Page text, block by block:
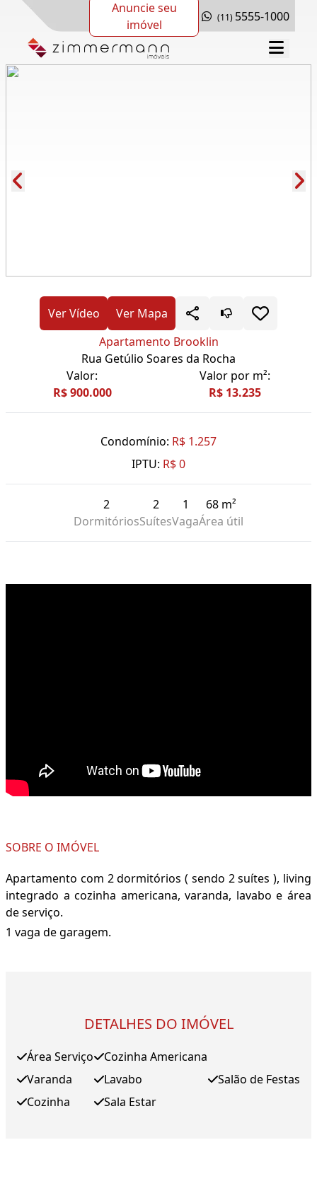
Anuncie seu
imóvel
(11) 5555-1000
Ver Vídeo
Ver Mapa
Apartamento Brooklin
Rua Getúlio Soares da Rocha
Valor:
R$ 900.000
Valor por m²:
R$ 13.235
Condomínio: R$ 1.257
IPTU: R$ 0
2
Dormitórios
2
Suítes
1
Vaga
68 m²
Área útil
SOBRE O IMÓVEL
Apartamento com 2 dormitórios ( sendo 2 suítes ), living
integrado a cozinha americana, varanda, lavabo e área
de serviço.
1 vaga de garagem.
DETALHES DO IMÓVEL
Área Serviço
Varanda
Cozinha
Cozinha Americana
Lavabo
Sala Estar
Salão de Festas